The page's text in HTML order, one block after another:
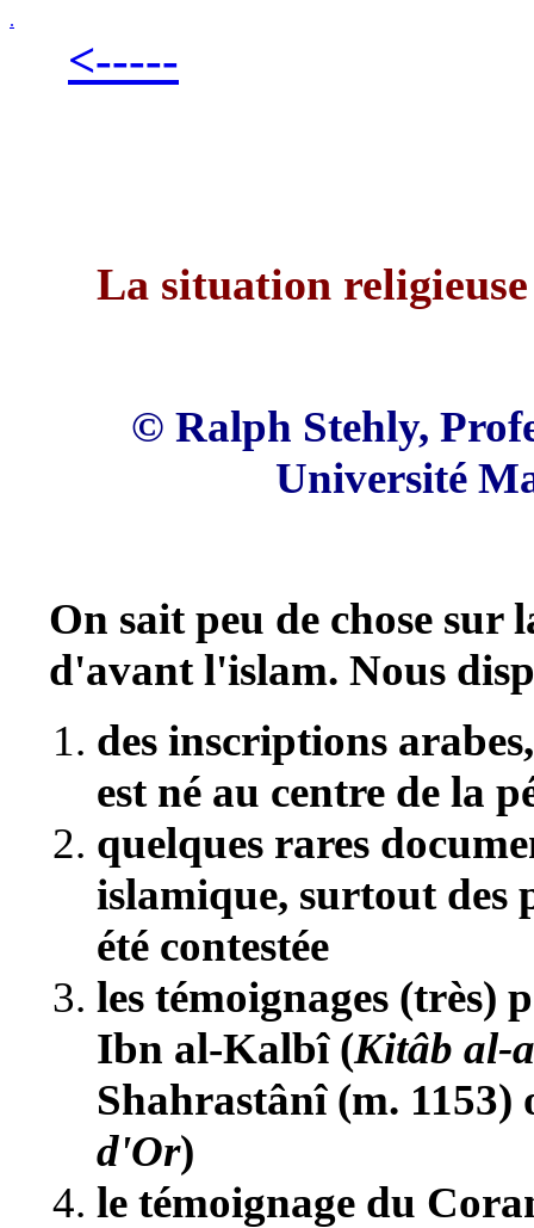
.
<-----
La situation
© Ralph Stehly,
Université
On sait peu de chose
d'avant l'islam. Nous
des inscriptions
est né au centre de la
quelques rares
islamique, surtout des
été contestée
les témoignages (très)
Ibn al-Kalbî (Kitâb al-
Shahrastânî (m.
d'Or)
le témoignage du